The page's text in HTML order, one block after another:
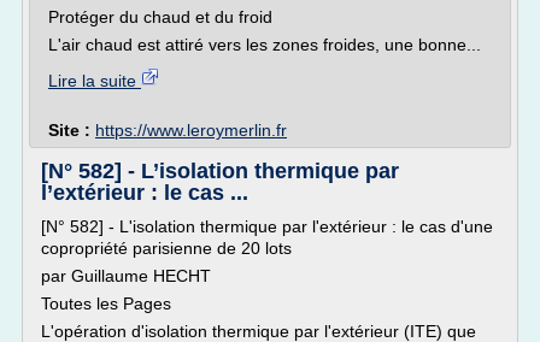
Protéger du chaud et du froid
L'air chaud est attiré vers les zones froides, une bonne...
Lire la suite
Site : https://www.leroymerlin.fr
[N° 582] - L’isolation thermique par
l’extérieur : le cas ...
[N° 582] - L'isolation thermique par l'extérieur : le cas d'une
copropriété parisienne de 20 lots
par Guillaume HECHT
Toutes les Pages
L'opération d'isolation thermique par l'extérieur (ITE) que